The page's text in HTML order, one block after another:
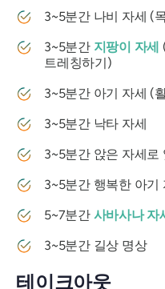
3~5분간 나비 자세 (
3~5분간 지팡이 자세
트레칭하기)
3~5분간 아기 자세 (
3~5분간 낙타 자세
3~5분간 앉은 자세로
3~5분간 행복한 아기
5~7분간 사바사나 자
3~5분간 길상 명상
테이크아웃